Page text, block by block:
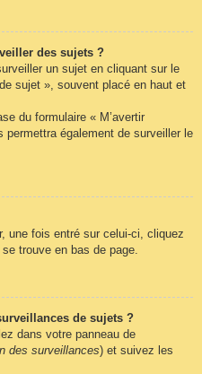
des sujets ?
un sujet en cliquant sur le
sujet », souvent placé en haut et
du formulaire « M’avertir
permettra également de surveiller le
une fois entré sur celui-ci, cliquez
trouve en bas de page.
de sujets ?
dans votre panneau de
des surveillances) et suivez les